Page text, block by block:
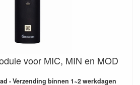
voor MIC, MIN en MOD
- Verzending binnen 1~2 werkdagen